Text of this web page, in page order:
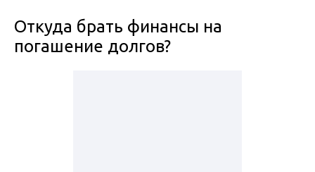
Откуда брать финансы на
погашение долгов?